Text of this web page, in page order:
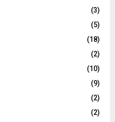
(3)
(5)
(18)
(2)
(10)
(9)
(2)
(2)